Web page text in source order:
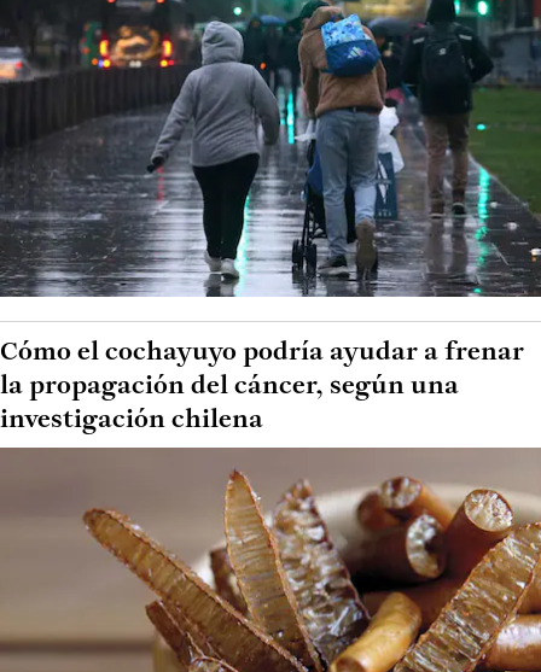
Cómo el cochayuyo podría ayudar a frenar
la propagación del cáncer, según una
investigación chilena